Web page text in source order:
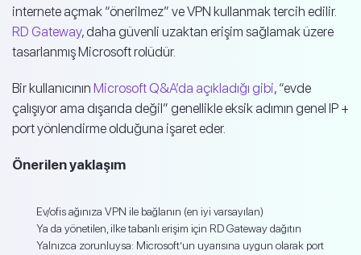
internete açmak “önerilmez” ve VPN kullanmak tercih edilir.
RD Gateway, daha güvenli uzaktan erişim sağlamak üzere
tasarlanmış Microsoft rolüdür.
Bir kullanıcının Microsoft Q&A’da açıkladığı gibi, “evde
çalışıyor ama dışarıda değil” genellikle eksik adımın genel IP +
port yönlendirme olduğuna işaret eder.
Önerilen yaklaşım
Ev/ofis ağınıza VPN ile bağlanın (en iyi varsayılan)
Ya da yönetilen, ilke tabanlı erişim için RD Gateway dağıtın
Yalnızca zorunluysa: Microsoft’un uyarısına uygun olarak port